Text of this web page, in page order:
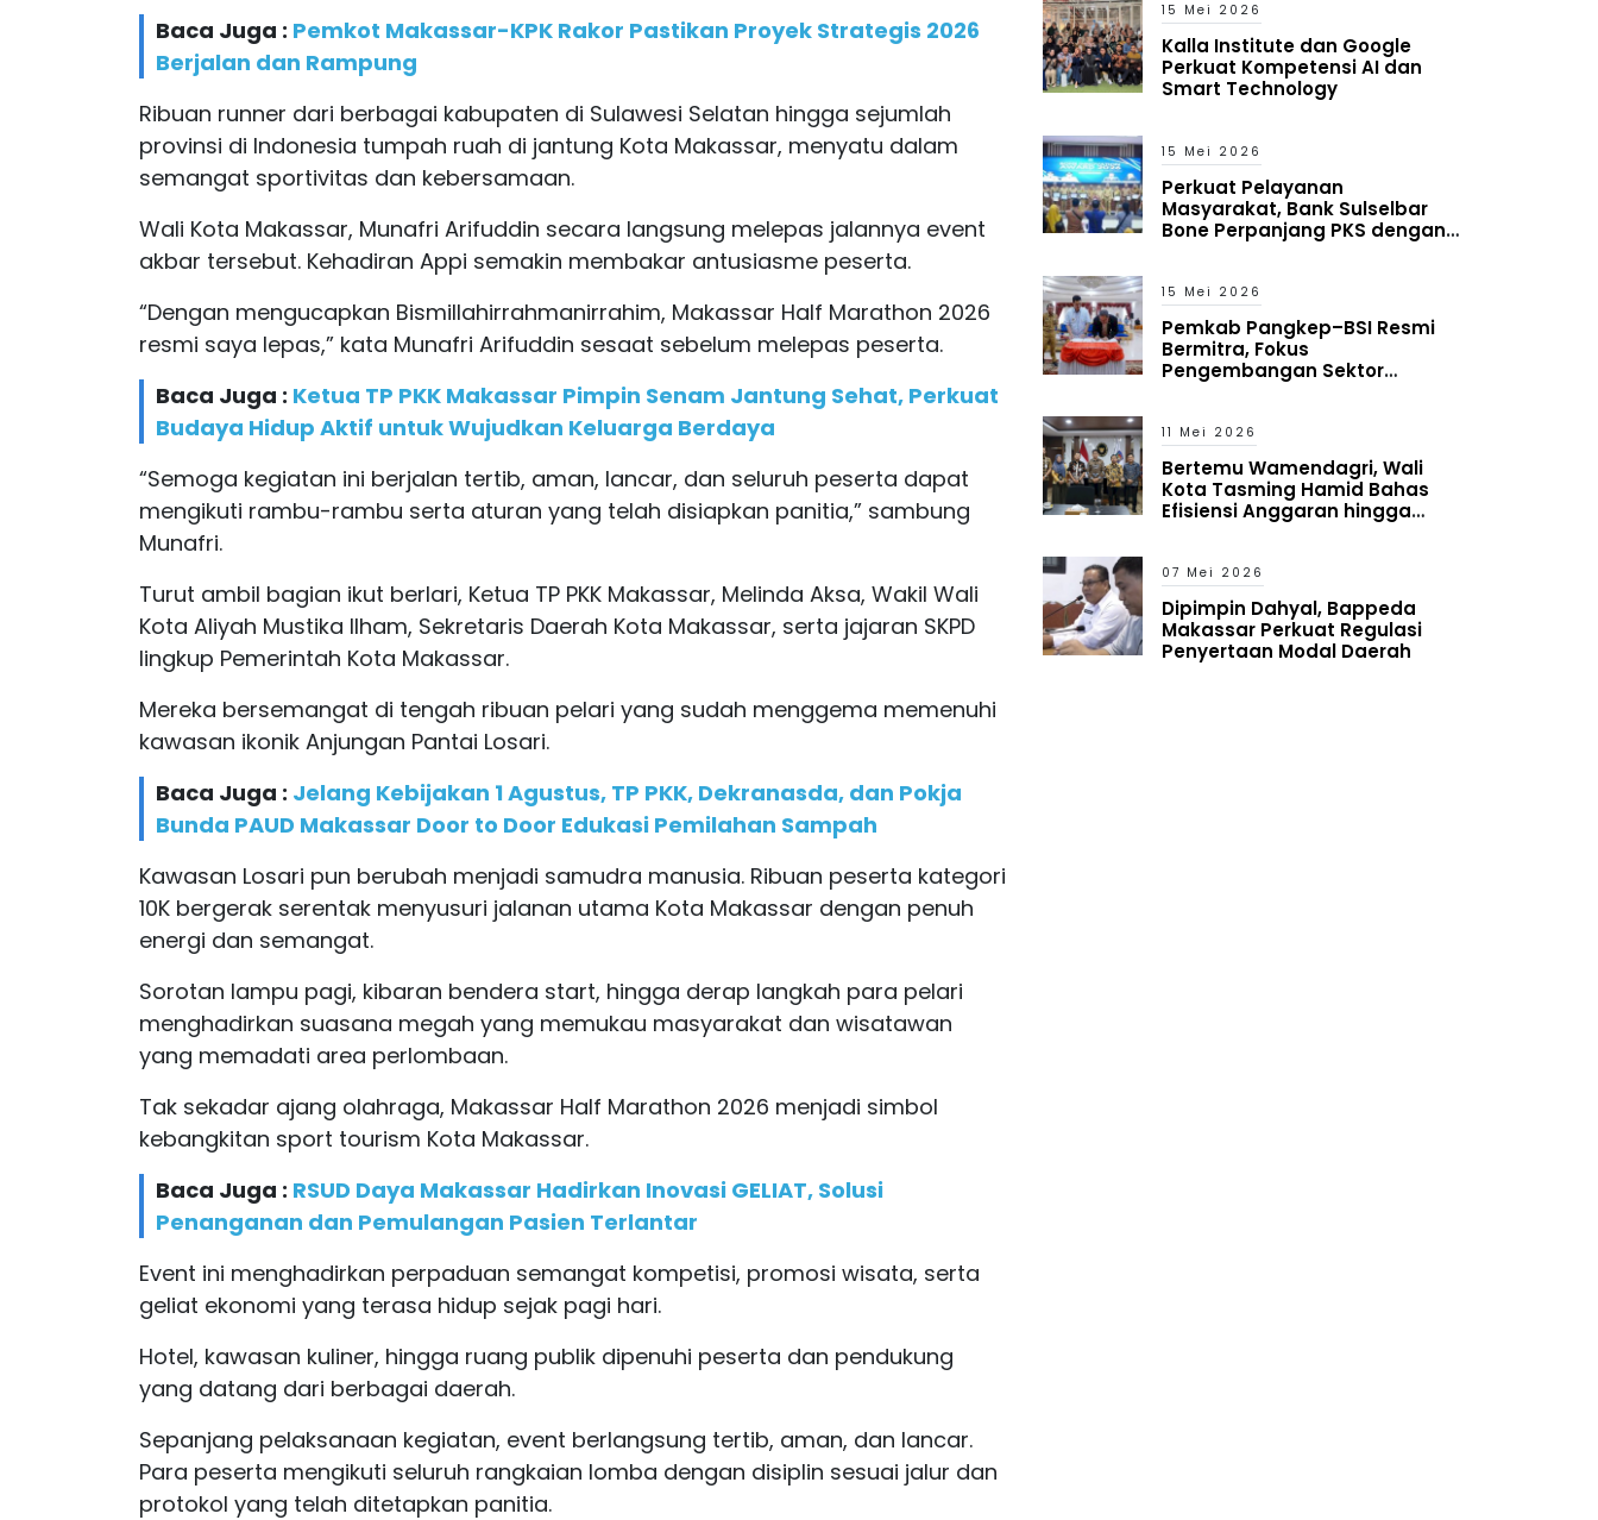
Baca Juga : Pemkot Makassar-KPK Rakor Pastikan Proyek Strategis 2026
Berjalan dan Rampung
Ribuan runner dari berbagai kabupaten di Sulawesi Selatan hingga sejumlah
provinsi di Indonesia tumpah ruah di jantung Kota Makassar, menyatu dalam
semangat sportivitas dan kebersamaan.
Wali Kota Makassar, Munafri Arifuddin secara langsung melepas jalannya event
akbar tersebut. Kehadiran Appi semakin membakar antusiasme peserta.
“Dengan mengucapkan Bismillahirrahmanirrahim, Makassar Half Marathon 2026
resmi saya lepas,” kata Munafri Arifuddin sesaat sebelum melepas peserta.
Baca Juga : Ketua TP PKK Makassar Pimpin Senam Jantung Sehat, Perkuat
Budaya Hidup Aktif untuk Wujudkan Keluarga Berdaya
“Semoga kegiatan ini berjalan tertib, aman, lancar, dan seluruh peserta dapat
mengikuti rambu-rambu serta aturan yang telah disiapkan panitia,” sambung
Munafri.
Turut ambil bagian ikut berlari, Ketua TP PKK Makassar, Melinda Aksa, Wakil Wali
Kota Aliyah Mustika Ilham, Sekretaris Daerah Kota Makassar, serta jajaran SKPD
lingkup Pemerintah Kota Makassar.
Mereka bersemangat di tengah ribuan pelari yang sudah menggema memenuhi
kawasan ikonik Anjungan Pantai Losari.
Baca Juga : Jelang Kebijakan 1 Agustus, TP PKK, Dekranasda, dan Pokja
Bunda PAUD Makassar Door to Door Edukasi Pemilahan Sampah
Kawasan Losari pun berubah menjadi samudra manusia. Ribuan peserta kategori
10K bergerak serentak menyusuri jalanan utama Kota Makassar dengan penuh
energi dan semangat.
Sorotan lampu pagi, kibaran bendera start, hingga derap langkah para pelari
menghadirkan suasana megah yang memukau masyarakat dan wisatawan
yang memadati area perlombaan.
Tak sekadar ajang olahraga, Makassar Half Marathon 2026 menjadi simbol
kebangkitan sport tourism Kota Makassar.
Baca Juga : RSUD Daya Makassar Hadirkan Inovasi GELIAT, Solusi
Penanganan dan Pemulangan Pasien Terlantar
Event ini menghadirkan perpaduan semangat kompetisi, promosi wisata, serta
geliat ekonomi yang terasa hidup sejak pagi hari.
Hotel, kawasan kuliner, hingga ruang publik dipenuhi peserta dan pendukung
yang datang dari berbagai daerah.
Sepanjang pelaksanaan kegiatan, event berlangsung tertib, aman, dan lancar.
Para peserta mengikuti seluruh rangkaian lomba dengan disiplin sesuai jalur dan
protokol yang telah ditetapkan panitia.
15 Mei 2026
Kalla Institute dan Google
Perkuat Kompetensi AI dan
Smart Technology
15 Mei 2026
Perkuat Pelayanan
Masyarakat, Bank Sulselbar
Bone Perpanjang PKS dengan
15 Mei 2026
Pemkab Pangkep–BSI Resmi
Bermitra, Fokus
Pengembangan Sektor
11 Mei 2026
Bertemu Wamendagri, Wali
Kota Tasming Hamid Bahas
Efisiensi Anggaran hingga
07 Mei 2026
Dipimpin Dahyal, Bappeda
Makassar Perkuat Regulasi
Penyertaan Modal Daerah